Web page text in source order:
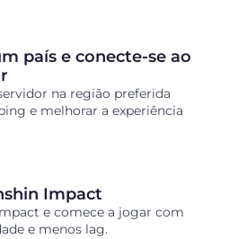
país e conecte-se ao
na região preferida
e melhorar a experiência
Impact
e comece a jogar com
e menos lag.